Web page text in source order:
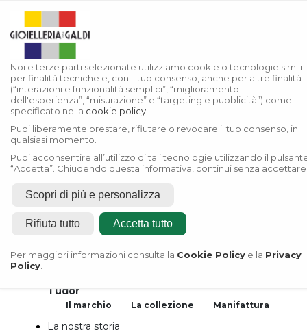
Rivenditore Autorizzato
Rolex
Tudor
Il marchio La collezione Manifattura
La nostra storia
Noi e terze parti selezionate utilizziamo cookie o tecnologie simili
per finalità tecniche e, con il tuo consenso, anche per altre finalità
(“interazioni e funzionalità semplici”, “miglioramento
dell'esperienza”, “misurazione” e “targeting e pubblicità”) come
specificato nella cookie policy
Puoi liberamente prestare, rifiutare o revocare il tuo consenso, in
qualsiasi momento.
Puoi acconsentire all’utilizzo di tali tecnologie utilizzando il
“Accetta”. Chiudendo questa informativa, continui senza
Scopri di più e personalizza
Rifiuta tutto Accetta tutto
Per maggiori informazioni consulta la Cookie Policy e la Privacy
Policy